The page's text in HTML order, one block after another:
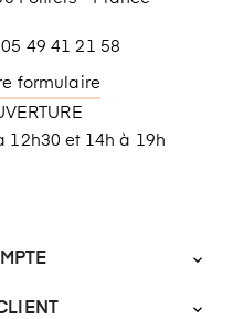
05 49 41 21 58
formulaire
12h30 et 14h à 19h

